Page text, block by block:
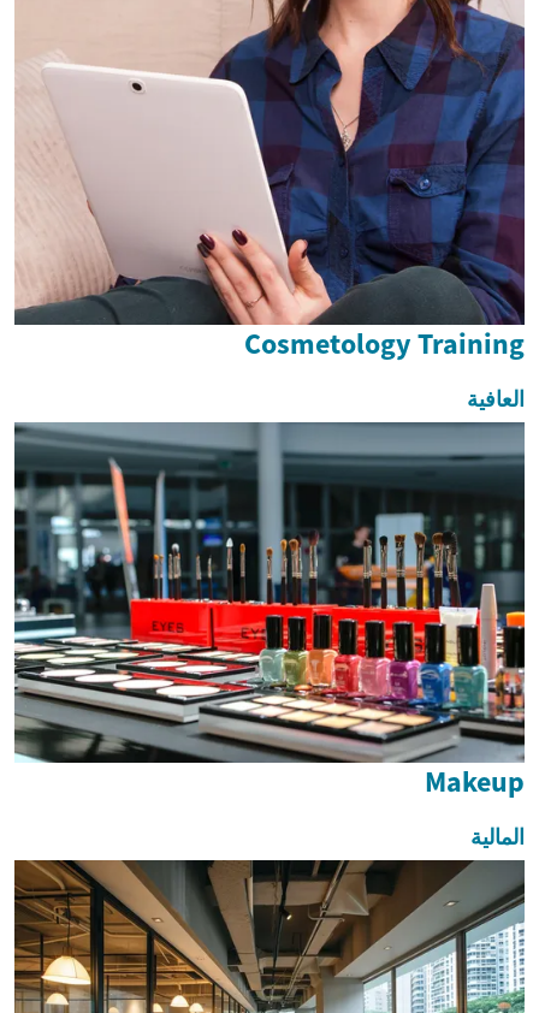
Cosmetology Training
العافية
Makeup
المالية